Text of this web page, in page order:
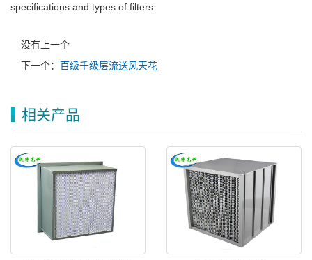
specifications and types of filters
没有上一个
下一个： 百级千级层流送风天花
相关产品